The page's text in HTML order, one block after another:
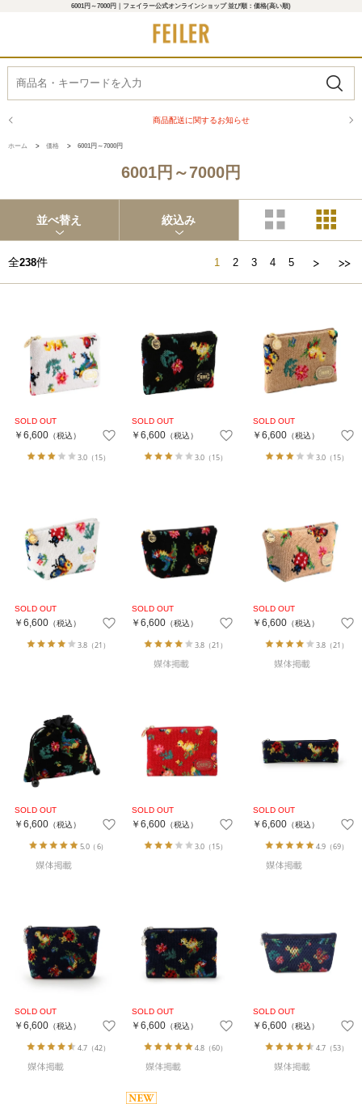
6001円～7000円｜フェイラー公式オンラインショップ 並び順：価格(高い順)
商品配送に関するお知らせ
ホーム > 価格 > 6001円～7000円
6001円～7000円
並べ替え 絞込み
全238件 1 2 3 4 5
￥6,600（税込）
3.0（15）
￥6,600 （税込）
3.0 （15）
￥6,600（税込）
3.0（15）
￥6,600（税込）
3.8（21）
￥6,600 （税込）
3.8 （21）
￥6,600（税込）
3.8（21）
￥6,600（税込）
5.0（6）
￥6,600 （税込）
3.0 （15）
￥6,600（税込）
4.9（69）
￥6,600（税込）
4.7（42）
￥6,600 （税込）
4.8 （60）
￥6,600（税込）
4.7（53）